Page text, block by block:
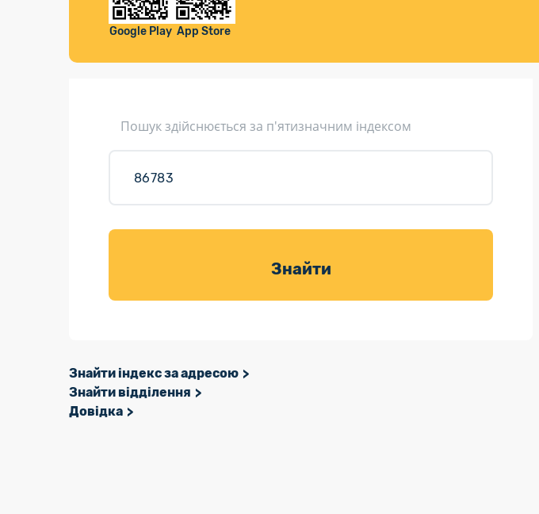
Листи та листівки
Доставка товарів для саду
Google Play App Store
Пошук здійснюється за п'ятизначним індексом
Знайти
Знайти індекс за адресою
Знайти відділення
Довідка